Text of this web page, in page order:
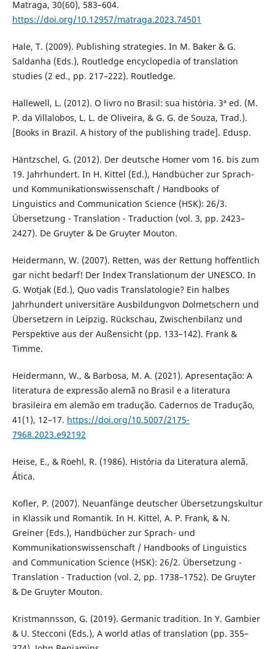
Matraga, 30(60), 583–604.
https://doi.org/10.12957/matraga.2023.74501
Hale, T. (2009). Publishing strategies. In M. Baker & G.
Saldanha (Eds.), Routledge encyclopedia of translation
studies (2 ed., pp. 217–222). Routledge.
Hallewell, L. (2012). O livro no Brasil: sua história. 3ª ed. (M.
P. da Villalobos, L. L. de Oliveira, & G. G. de Souza, Trad.).
[Books in Brazil. A history of the publishing trade]. Edusp.
Häntzschel, G. (2012). Der deutsche Homer vom 16. bis zum
19. Jahrhundert. In H. Kittel (Ed.), Handbücher zur Sprach-
und Kommunikationswissenschaft / Handbooks of
Linguistics and Communication Science (HSK): 26/3.
Übersetzung - Translation - Traduction (vol. 3, pp. 2423–
2427). De Gruyter & De Gruyter Mouton.
Heidermann, W. (2007). Retten, was der Rettung hoffentlich
gar nicht bedarf! Der Index Translationum der UNESCO. In
G. Wotjak (Ed.), Quo vadis Translatologie? Ein halbes
Jahrhundert universitäre Ausbildungvon Dolmetschern und
Übersetzern in Leipzig. Rückschau, Zwischenbilanz und
Perspektive aus der Außensicht (pp. 133–142). Frank &
Timme.
Heidermann, W., & Barbosa, M. A. (2021). Apresentação: A
literatura de expressão alemã no Brasil e a literatura
brasileira em alemão em tradução. Cadernos de Tradução,
41(1), 12–17. https://doi.org/10.5007/2175-
7968.2023.e92192
Heise, E., & Roehl, R. (1986). História da Literatura alemã.
Ática.
Kofler, P. (2007). Neuanfänge deutscher Übersetzungskultur
in Klassik und Romantik. In H. Kittel, A. P. Frank, & N.
Greiner (Eds.), Handbücher zur Sprach- und
Kommunikationswissenschaft / Handbooks of Linguistics
and Communication Science (HSK): 26/2. Übersetzung -
Translation - Traduction (vol. 2, pp. 1738–1752). De Gruyter
& De Gruyter Mouton.
Kristmannsson, G. (2019). Germanic tradition. In Y. Gambier
& U. Stecconi (Eds.), A world atlas of translation (pp. 355–